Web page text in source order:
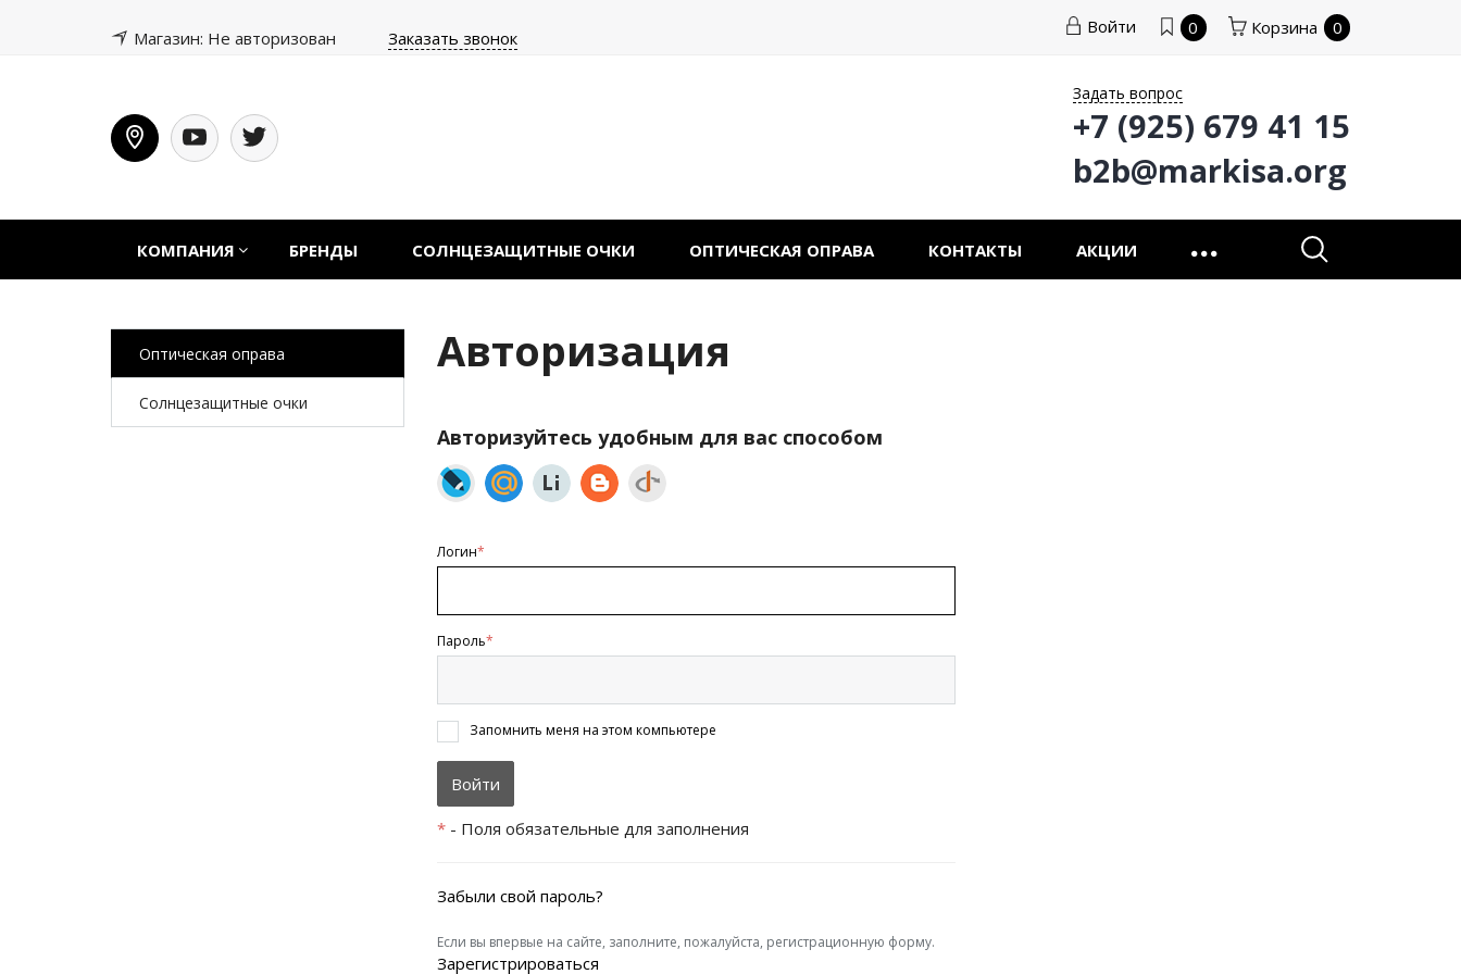
Магазин: Не авторизован Заказать звонок
Войти 0 Корзина 0
Задать вопрос
+7 (925) 679 41 15
b2b@markisa.org
КОМПАНИЯ БРЕНДЫ СОЛНЦЕЗАЩИТНЫЕ ОЧКИ ОПТИЧЕСКАЯ ОПРАВА КОНТАКТЫ АКЦИИ
Авторизация
Авторизуйтесь удобным для вас способом
Логин*
Пароль*
Запомнить меня на этом компьютере
* - Поля обязательные для заполнения
Забыли свой пароль?
Если вы впервые на сайте, заполните, пожалуйста, регистрационную форму.
Зарегистрироваться
Оптическая оправа
Солнцезащитные очки